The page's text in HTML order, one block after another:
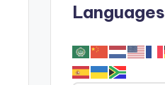
Languages